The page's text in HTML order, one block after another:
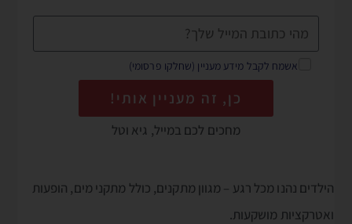
אשמח לקבל מידע מעניין (שחלקו פרסומי)
כן, זה מעניין אותי!
מחכים לכם במייל, גיא וטל
הילדים נהנו מכל רגע – מגוון מתקנים, כולל מתקני מים, הופעות
ואטרקציות מושקעות.